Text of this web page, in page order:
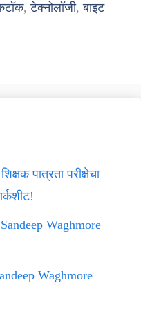
,टेक्नोलॉजी,बाइट
पात्रता परीक्षेचा
Waghmore
Waghmore